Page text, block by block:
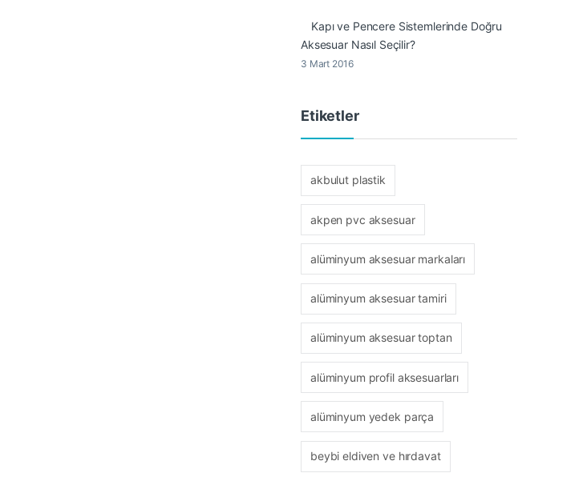
Kapı ve Pencere Sistemlerinde Doğru
Aksesuar Nasıl Seçilir?
3 Mart 2016
Etiketler
akbulut plastik
akpen pvc aksesuar
alüminyum aksesuar markaları
alüminyum aksesuar tamiri
alüminyum aksesuar toptan
alüminyum profil aksesuarları
alüminyum yedek parça
beybi eldiven ve hırdavat